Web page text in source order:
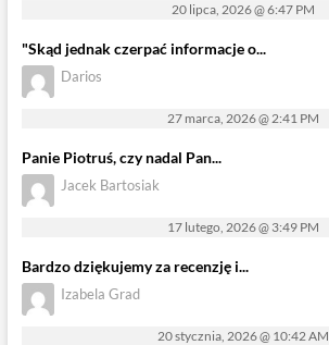
20 lipca, 2026 @ 6:47 PM
"Skąd jednak czerpać informacje o...
Darios
27 marca, 2026 @ 2:41 PM
Panie Piotruś, czy nadal Pan...
Jacek Bartosiak
17 lutego, 2026 @ 3:49 PM
Bardzo dziękujemy za recenzję i...
Izabela Grad
20 stycznia, 2026 @ 10:42 AM